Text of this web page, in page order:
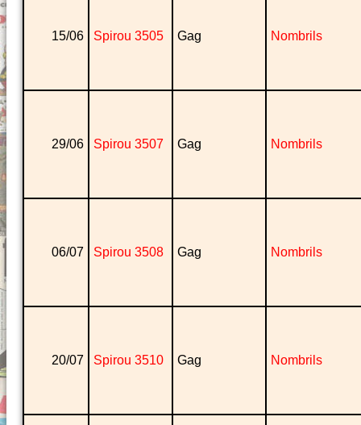
15/06 Spirou 3505 Gag Nombrils
29/06 Spirou 3507 Gag Nombrils
06/07 Spirou 3508 Gag Nombrils
20/07 Spirou 3510 Gag Nombrils